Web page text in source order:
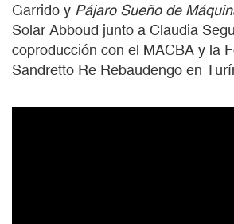
Garrido y Pájaro Sueño de
Solar Abboud junto a Claudia
coproducción con el MACBA y la
Sandretto Re Rebaudengo en